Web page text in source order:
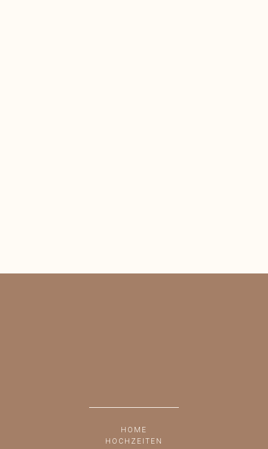
HOME
HOCHZEITEN